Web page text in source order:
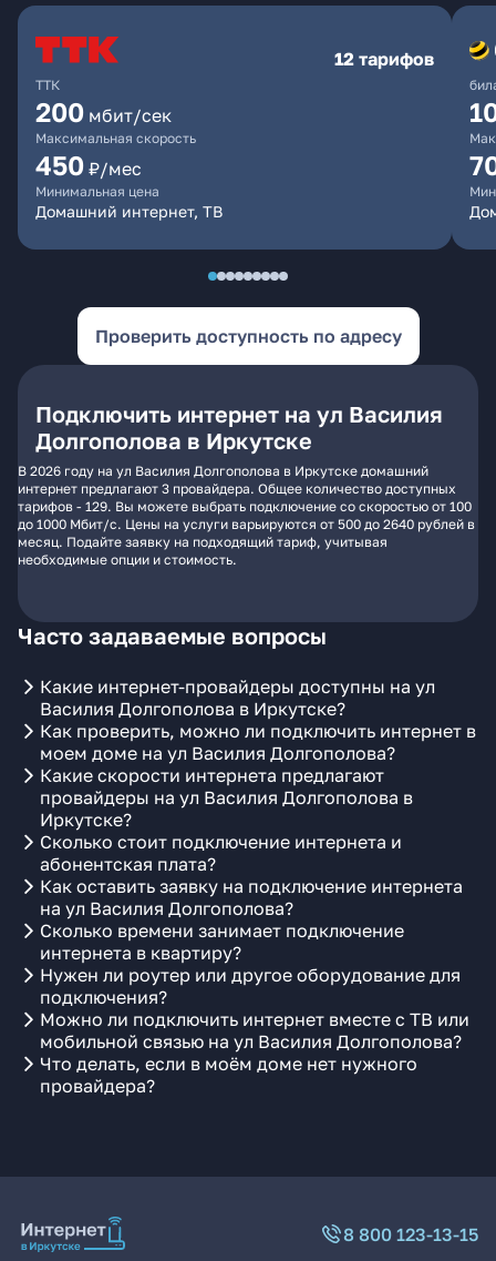
ТТК
12 тарифов
200 мбит/сек
Максимальная скорость
450 ₽/мес
Минимальная цена
Домашний интернет, ТВ
Проверить доступность по адресу
Подключить интернет на ул Василия
Долгополова в Иркутске
В 2026 году на ул Василия Долгополова в Иркутске домашний
интернет предлагают 3 провайдера. Общее количество доступных
тарифов - 129. Вы можете выбрать подключение со скоростью от 100
до 1000 Мбит/с. Цены на услуги варьируются от 500 до 2640 рублей в
месяц. Подайте заявку на подходящий тариф, учитывая
необходимые опции и стоимость.
Часто задаваемые вопросы
Какие интернет-провайдеры доступны на ул
Василия Долгополова в Иркутске?
Как проверить, можно ли подключить интернет в
моем доме на ул Василия Долгополова?
Какие скорости интернета предлагают
провайдеры на ул Василия Долгополова в
Иркутске?
Сколько стоит подключение интернета и
абонентская плата?
Как оставить заявку на подключение интернета
на ул Василия Долгополова?
Сколько времени занимает подключение
интернета в квартиру?
Нужен ли роутер или другое оборудование для
подключения?
Можно ли подключить интернет вместе с ТВ или
мобильной связью на ул Василия Долгополова?
Что делать, если в моём доме нет нужного
провайдера?
8 800 123-13-15